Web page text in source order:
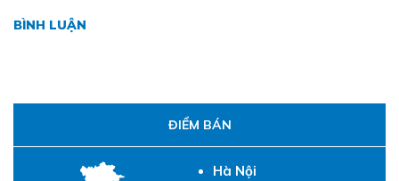
BÌNH LUẬN
ĐIỂM BÁN
Hà Nội